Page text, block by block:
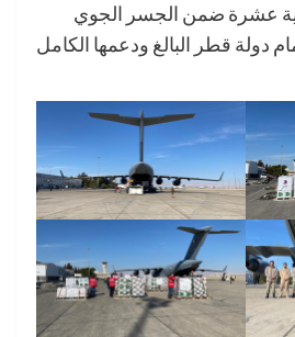
عشرة ضمن الجسر الجوي
دولة قطر البالغ ودعمها الكامل